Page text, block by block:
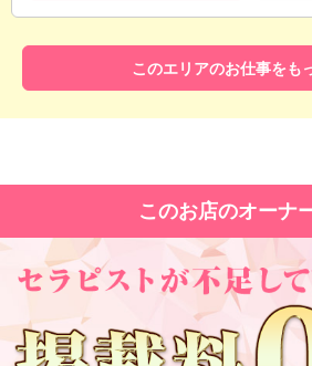
このエリアのお仕事をも
このお店のオーナ